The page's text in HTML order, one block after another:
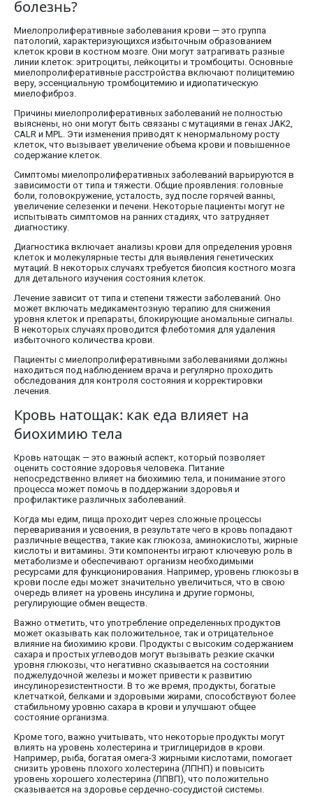
болезнь?
Миелопролиферативные заболевания крови — это группа
патологий, характеризующихся избыточным образованием
клеток крови в костном мозге. Они могут затрагивать разные
линии клеток: эритроциты, лейкоциты и тромбоциты. Основные
миелопролиферативные расстройства включают полицитемию
веру, эссенциальную тромбоцитемию и идиопатическую
миелофиброз.
Причины миелопролиферативных заболеваний не полностью
выяснены, но они могут быть связаны с мутациями в генах JAK2,
CALR и MPL. Эти изменения приводят к ненормальному росту
клеток, что вызывает увеличение объема крови и повышенное
содержание клеток.
Симптомы миелопролиферативных заболеваний варьируются в
зависимости от типа и тяжести. Общие проявления: головные
боли, головокружение, усталость, зуд после горячей ванны,
увеличение селезенки и печени. Некоторые пациенты могут не
испытывать симптомов на ранних стадиях, что затрудняет
диагностику.
Диагностика включает анализы крови для определения уровня
клеток и молекулярные тесты для выявления генетических
мутаций. В некоторых случаях требуется биопсия костного мозга
для детального изучения состояния клеток.
Лечение зависит от типа и степени тяжести заболеваний. Оно
может включать медикаментозную терапию для снижения
уровня клеток и препараты, блокирующие аномальные сигналы.
В некоторых случаях проводится флеботомия для удаления
избыточного количества крови.
Пациенты с миелопролиферативными заболеваниями должны
находиться под наблюдением врача и регулярно проходить
обследования для контроля состояния и корректировки
лечения.
Кровь натощак: как еда влияет на
биохимию тела
Кровь натощак — это важный аспект, который позволяет
оценить состояние здоровья человека. Питание
непосредственно влияет на биохимию тела, и понимание этого
процесса может помочь в поддержании здоровья и
профилактике различных заболеваний.
Когда мы едим, пища проходит через сложные процессы
переваривания и усвоения, в результате чего в кровь попадают
различные вещества, такие как глюкоза, аминокислоты, жирные
кислоты и витамины. Эти компоненты играют ключевую роль в
метаболизме и обеспечивают организм необходимыми
ресурсами для функционирования. Например, уровень глюкозы в
крови после еды может значительно увеличиться, что в свою
очередь влияет на уровень инсулина и другие гормоны,
регулирующие обмен веществ.
Важно отметить, что употребление определенных продуктов
может оказывать как положительное, так и отрицательное
влияние на биохимию крови. Продукты с высоким содержанием
сахара и простых углеводов могут вызывать резкие скачки
уровня глюкозы, что негативно сказывается на состоянии
поджелудочной железы и может привести к развитию
инсулинорезистентности. В то же время, продукты, богатые
клетчаткой, белками и здоровыми жирами, способствуют более
стабильному уровню сахара в крови и улучшают общее
состояние организма.
Кроме того, важно учитывать, что некоторые продукты могут
влиять на уровень холестерина и триглицеридов в крови.
Например, рыба, богатая омега-3 жирными кислотами, помогает
снизить уровень плохого холестерина (ЛПНП) и повысить
уровень хорошего холестерина (ЛПВП), что положительно
сказывается на здоровье сердечно-сосудистой системы.